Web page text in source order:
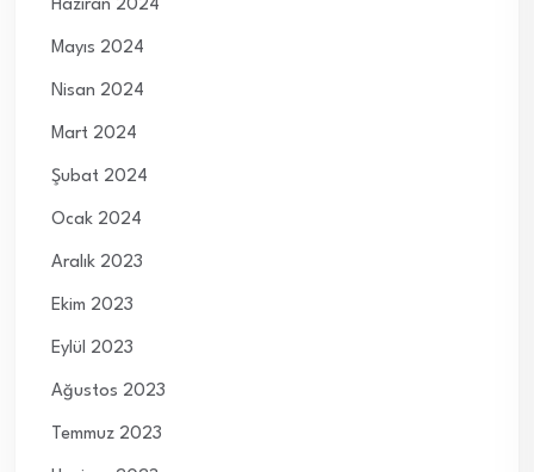
Haziran 2024
Mayıs 2024
Nisan 2024
Mart 2024
Şubat 2024
Ocak 2024
Aralık 2023
Ekim 2023
Eylül 2023
Ağustos 2023
Temmuz 2023